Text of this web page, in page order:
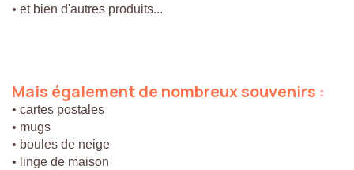
• et bien d'autres produits...
Mais égalementdenombreuxsouvenirs :
• cartes postales
• mugs
• boules de neige
• linge de maison